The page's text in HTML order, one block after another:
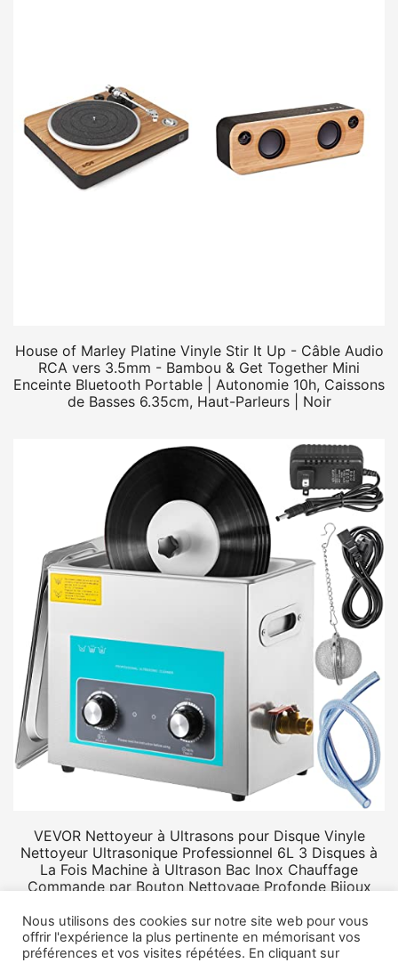
House of Marley Platine Vinyle Stir It Up - Câble Audio
RCA vers 3.5mm - Bambou & Get Together Mini
Enceinte Bluetooth Portable | Autonomie 10h, Caissons
de Basses 6.35cm, Haut-Parleurs | Noir
VEVOR Nettoyeur à Ultrasons pour Disque Vinyle
Nettoyeur Ultrasonique Professionnel 6L 3 Disques à
La Fois Machine à Ultrason Bac Inox Chauffage
Commande par Bouton Nettoyage Profonde Bijoux
Nous utilisons des cookies sur notre site web pour vous
offrir l'expérience la plus pertinente en mémorisant vos
préférences et vos visites répétées. En cliquant sur